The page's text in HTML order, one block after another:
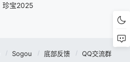
珍宝2025
Sogou 底部反馈 QQ交流群